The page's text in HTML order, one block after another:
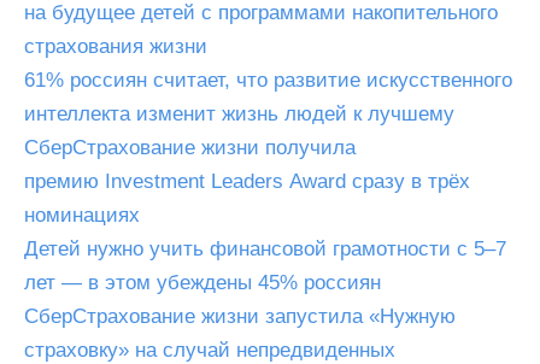
на будущее детей с программами накопительного
страхования жизни
61% россиян считает, что развитие искусственного
интеллекта изменит жизнь людей к лучшему
СберСтрахование жизни получила
премию Investment Leaders Award сразу в трёх
номинациях
Детей нужно учить финансовой грамотности с 5–7
лет — в этом убеждены 45% россиян
СберСтрахование жизни запустила «Нужную
страховку» на случай непредвиденных